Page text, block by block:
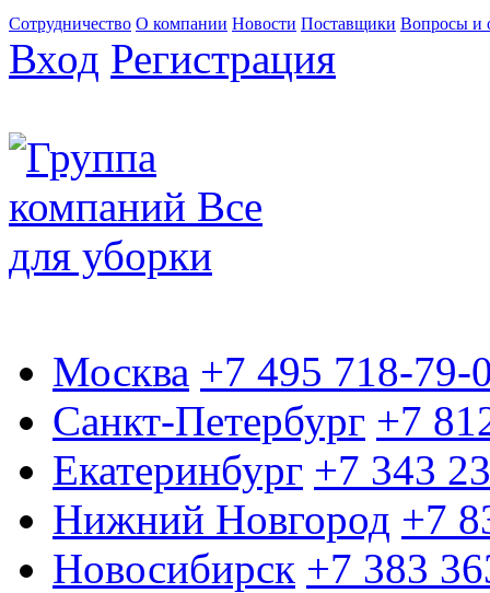
Сотрудничество О компании Новости Поставщики Вопросы и
Вход Регистрация
Москва +7 495 718-79-
Санкт-Петербург +7
Екатеринбург +7 343
Нижний Новгород +7
Новосибирск +7 383